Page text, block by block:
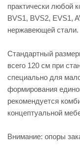
практически любой
BVS1, BVS2, EVS1,
нержавеющей стали.
Стандартный
всего 120 см при
специально для
формирования
рекомендуется
концептуальной
Внимание: опоры